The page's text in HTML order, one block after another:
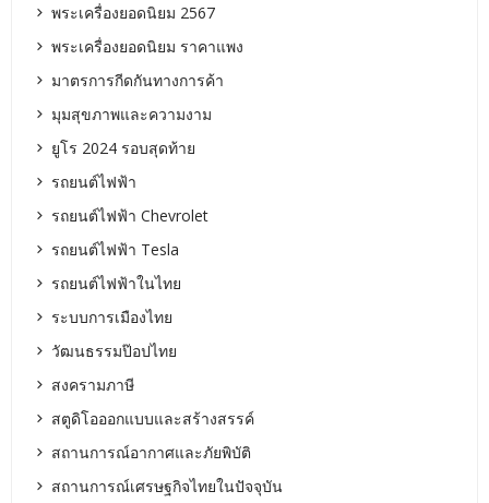
พระเครื่องยอดนิยม 2567
พระเครื่องยอดนิยม ราคาแพง
มาตรการกีดกันทางการค้า
มุมสุขภาพและความงาม
ยูโร 2024 รอบสุดท้าย
รถยนต์ไฟฟ้า
รถยนต์ไฟฟ้า Chevrolet
รถยนต์ไฟฟ้า Tesla
รถยนต์ไฟฟ้าในไทย
ระบบการเมืองไทย
วัฒนธรรมป๊อปไทย
สงครามภาษี
สตูดิโอออกแบบและสร้างสรรค์
สถานการณ์อากาศและภัยพิบัติ
สถานการณ์เศรษฐกิจไทยในปัจจุบัน